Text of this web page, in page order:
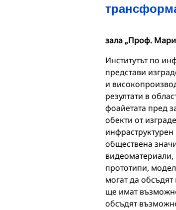
зала „Проф.
Институтът по
представи
и
резултати в
фоайетата пред
обекти от
обществена
прототипи,
могат да
ще имат
обсъдят